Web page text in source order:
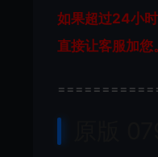
如果超过24小
直接让客服加您。